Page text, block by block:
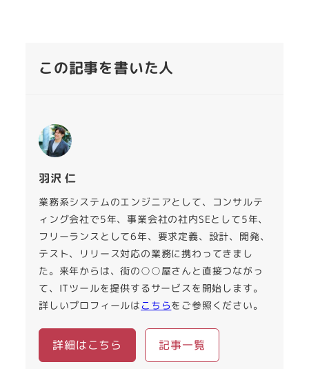
この記事を書いた人
羽沢 仁
業務系システムのエンジニアとして、コンサルテ
ィング会社で5年、事業会社の社内SEとして5年、
フリーランスとして6年、要求定義、設計、開発、
テスト、リリース対応の業務に携わってきまし
た。来年からは、街の○○屋さんと直接つながっ
て、ITツールを提供するサービスを開始します。
詳しいプロフィールはこちらをご参照ください。
詳細はこちら 記事一覧